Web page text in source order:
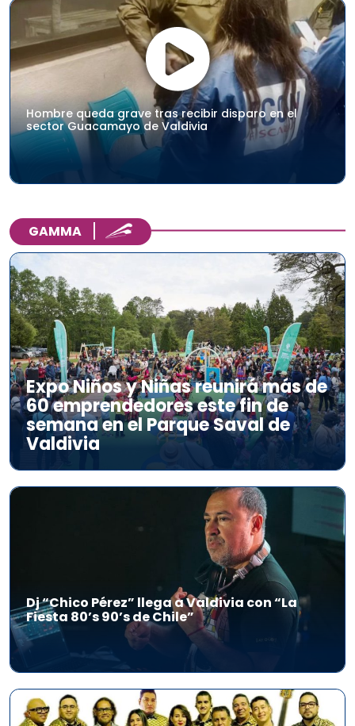
Hombre queda grave tras recibir disparo en el
sector Guacamayo de Valdivia
GAMMA
Expo Niños y Niñas reunirá más de
60 emprendedores este fin de
semana en el Parque Saval de
Valdivia
Dj “Chico Pérez” llega a Valdivia con “La
Fiesta 80’s 90’s de Chile”